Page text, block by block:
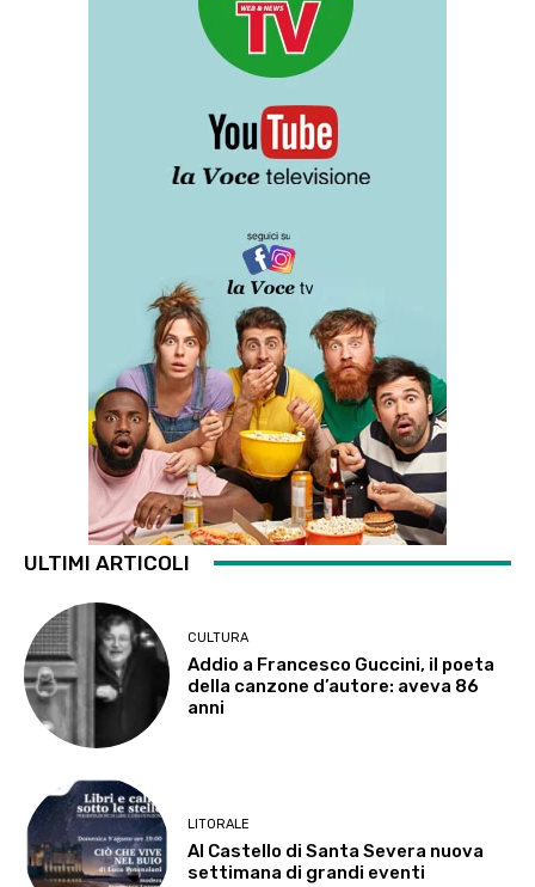
ULTIMI ARTICOLI
CULTURA
Addio a Francesco Guccini, il poeta
della canzone d’autore: aveva 86
anni
LITORALE
Al Castello di Santa Severa nuova
settimana di grandi eventi